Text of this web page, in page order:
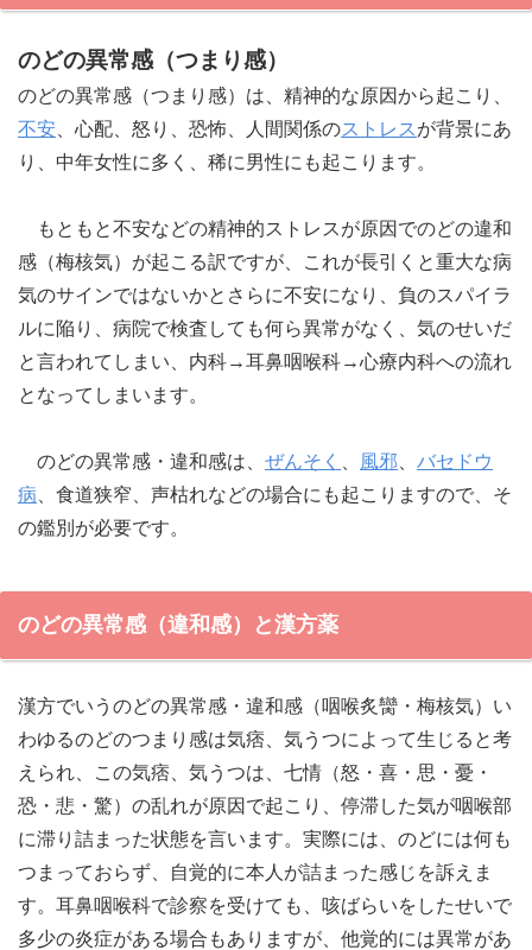
のどの異常感（つまり感）
のどの異常感（つまり感）は、精神的な原因から起こり、
不安 、心配、怒り、恐怖、人間関係のストレス が背景にあ
り、中年女性に多く、稀に男性にも起こります。
もともと不安などの精神的ストレスが原因でのどの違和
感（梅核気）が起こる訳ですが、これが長引くと重大な病
気のサインではないかとさらに不安になり、負のスパイラ
ルに陥り、病院で検査しても何ら異常がなく、気のせいだ
と言われてしまい、内科→耳鼻咽喉科→心療内科への流れ
となってしまいます。
のどの異常感・違和感は、 ぜんそく 風邪
バセドウ
病 、食道狭窄、声枯れなどの場合にも起こりますので、そ
の鑑別が必要です。
のどの異常感（違和感）と漢方薬
漢方でいうのどの異常感・違和感（咽喉炙臠・梅核気）い
わゆるのどのつまり感は気痞、気うつによって生じると考
えられ、この気痞、気うつは、七情（怒・喜・思・憂・
恐・悲・驚）の乱れが原因で起こり、停滞した気が咽喉部
に滞り詰まった状態を言います。実際には、のどには何も
つまっておらず、自覚的に本人が詰まった感じを訴えま
す。耳鼻咽喉科で診察を受けても、咳ばらいをしたせいで
多少の炎症がある場合もありますが、他覚的には異常があ